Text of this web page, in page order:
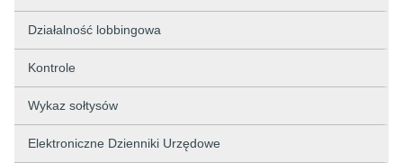
Działalność lobbingowa
Kontrole
Wykaz sołtysów
Elektroniczne Dzienniki Urzędowe